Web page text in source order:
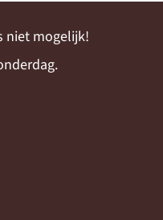
niet mogelijk!